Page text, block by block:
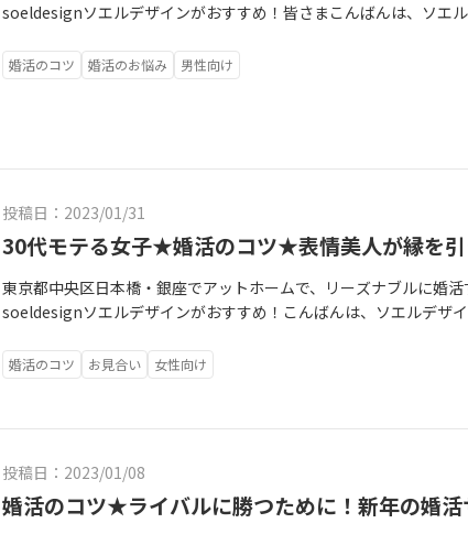
soeldesignソエルデザインがおすすめ！皆さまこんばんは、ソエ
この気持ちを表すなら「活！」 ハイ！もちろん「コンカツ」の「
ぁ、なぜこんな事書いてるのかと言うと、あくまで私感ですが、
やはり、微妙かなと・・・そもそも、結婚相談所の男女比とは最近
の方も多いと思いますが、結婚相談所の男女比は大体「4：6」男
男性陣がみんなステキだったらいいけど（もちろん女性もだけど）
て普通に常識的で年齢的にも近く、見た目にもステキな人に女性
ない人も一定数いると言う事実）コレでは自然と女子の競争が厳
テキになれる、女性から好感を持たれる男性には、チャンスがあ
ベルアップして、ステキな女子と交際が上手く進んで欲しいのです。
婚活のコツ 婚活のお悩み 男性向け
投稿日：2023/01/31
30代モテる女子★婚活のコツ★表情美人が縁を引
東京都中央区日本橋・銀座でアットホームで、リーズナブルに婚
soeldesignソエルデザインがおすすめ！こんばんは、ソエルデザ
ズでした。昨日も帝国ホテルでは多くのお見合いもありましたし
んの美しいドレス姿も拝見しましたよ。コロナ禍で今まで控えら
かな女性を見ると、嬉しくなるもののようです。わかりやすく目
ット）が、まさにわかりやすくそんな感じで嬉しそうでした（笑
と美人さんですが、お話し中も、くるくると表情が豊かにかわると
婚活のコツ お見合い 女性向け
投稿日：2023/01/08
婚活のコツ★ライバルに勝つために！新年の婚活